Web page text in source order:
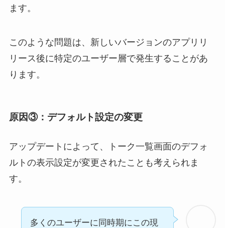
ます。
このような問題は、新しいバージョンのアプリリ
リース後に特定のユーザー層で発生することがあ
ります。
原因③： デフォルト設定の変更
アップデートによって、トーク一覧画面のデフォ
ルトの表示設定が変更されたことも考えられま
す。
多くのユーザーに同時期にこの現